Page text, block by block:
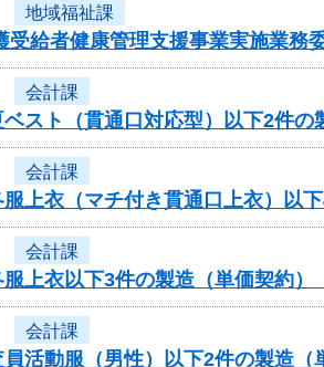
地域福祉課
受給者健康管理支援事業実施業務
会計課
スト（貫通口対応型）以下2件の
会計課
上衣（マチ付き貫通口上衣）以
会計課
上衣以下3件の製造（単価契約）
会計課
活動服（男性）以下2件の製造（